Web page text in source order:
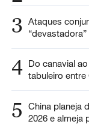
3 Ataques
4 Do canavial
tabuleiro entre
5
China planeja
2026 e almeja